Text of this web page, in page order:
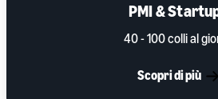
PMI &
40 - 100 colli al
Scopri di più